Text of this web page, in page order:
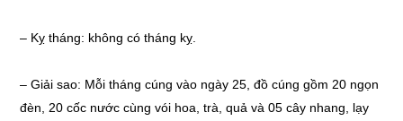
– Kỵ tháng: không có tháng kỵ.
– Giải sao: Mỗi tháng cúng vào ngày 25, đồ cúng gồm 20 ngọn
đèn, 20 cốc nước cùng vói hoa, trà, quả và 05 cây nhang, lạy